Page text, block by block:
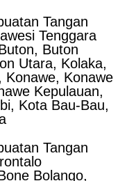
Tangan
Tenggara
Buton
Utara, Kolaka,
Konawe, Konawe
Kepulauan,
Kota Bau-Bau,
Tangan
Bolango,